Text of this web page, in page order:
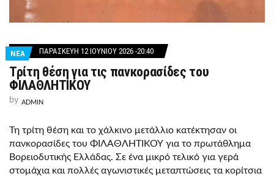
ΝΕΑ ΠΑΡΑΣΚΕΥΉ 12 ΙΟΥΝΊΟΥ 2026 -20:40
Τρίτη θέση για τις πανκορασίδες του
ΦΙΛΑΘΛΗΤΙΚΟΥ
by ADMIN
Τη τρίτη θέση και το χάλκινο μετάλλιο κατέκτησαν οι
πανκορασίδες του ΦΙΛΑΘΛΗΤΙΚΟΥ για το πρωτάθλημα
Βορειοδυτικής Ελλάδας. Σε ένα μικρό τελικό για γερά
στομάχια και πολλές αγωνιστικές μεταπτώσεις τα κορίτσια